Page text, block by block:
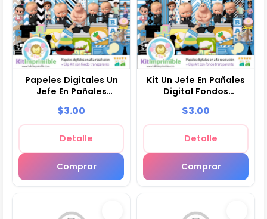
Papeles Digitales Un
Jefe En Pañales
$3.00
Detalle
Comprar
Kit Un Jefe En Pañales
Digital Fondos
M2
$3.00
Detalle
Comprar